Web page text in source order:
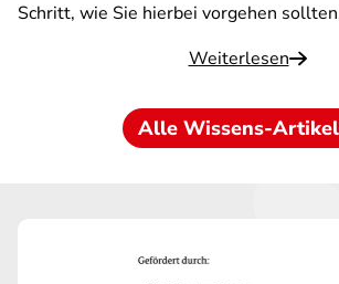
Schritt, wie Sie hierbei vorgehen
Weiterlesen
Alle Wissens-Artikel